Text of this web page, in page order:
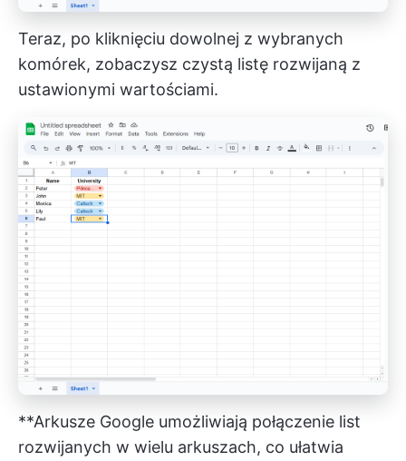
Teraz, po kliknięciu dowolnej z wybranych
komórek, zobaczysz czystą listę rozwijaną z
ustawionymi wartościami.
**Arkusze Google umożliwiają połączenie list
rozwijanych w wielu arkuszach, co ułatwia